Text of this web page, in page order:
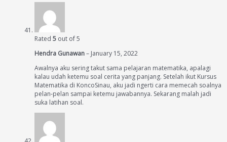
Rated 5 out of 5
Hendra Gunawan– January 15, 2022
Awalnya aku sering takut sama pelajaran matematika, apalagi
kalau udah ketemu soal cerita yang panjang. Setelah ikut Kursus
Matematika di KoncoSinau, aku jadi ngerti cara memecah soalnya
pelan-pelan sampai ketemu jawabannya. Sekarang malah jadi
suka latihan soal.